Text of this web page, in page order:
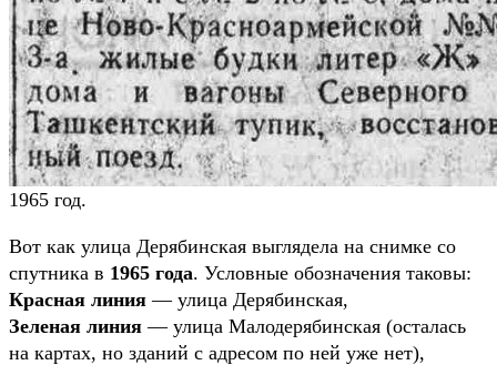
1965 год.
Вот как улица Дерябинская выглядела на снимке со
спутника в 1965 года. Условные обозначения таковы:
Красная линия — улица Дерябинская,
Зеленая линия — улица Малодерябинская (осталась
на картах, но зданий с адресом по ней уже нет),